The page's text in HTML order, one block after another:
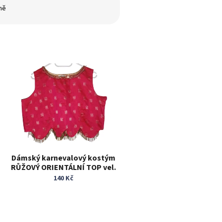
Dámský karnevalový kostým
RŮŽOVÝ ORIENTÁLNÍ TOP vel.
XL/XXL
140 Kč